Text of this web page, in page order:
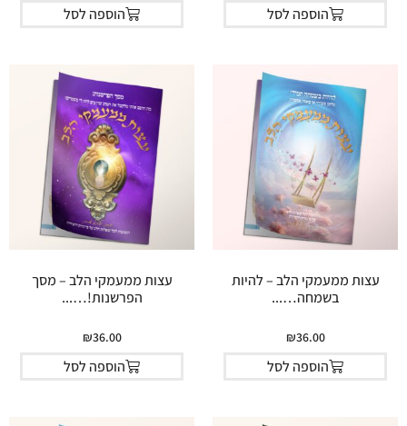
הוספה לסל הוספה לסל
עצות ממעמקי הלב – להיות
בשמחה…...
₪36.00
הוספה לסל
עצות ממעמקי הלב – מסך
הפרשנות!…...
₪36.00
הוספה לסל